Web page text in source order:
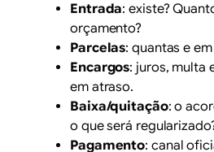
Entrada: existe?
orçamento?
Parcelas: quantas e
Encargos: juros, multa
em atraso.
Baixa/quitação: o
o que será
Pagamento: canal